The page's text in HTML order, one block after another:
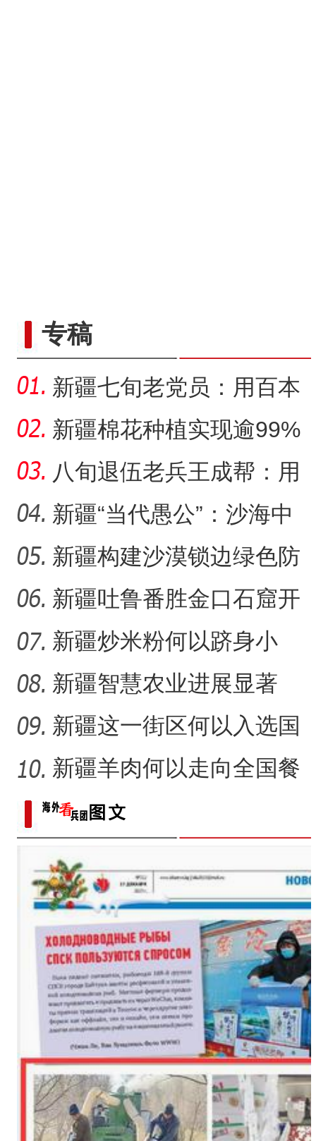
专稿
新疆七旬老党员：用百本
日记记录村子半个多世纪
变
新疆棉花种植实现逾99%
机械化播种
八旬退伍老兵王成帮：用
半生光阴为城市披绿装
新疆“当代愚公”：沙海中
41载“凿”34公里“绿色
新疆构建沙漠锁边绿色防
护带 从“锁边绿化”到“产
新疆吐鲁番胜金口石窟开
放有何特殊意义？
新疆炒米粉何以跻身小
吃“顶流”？
新疆智慧农业进展显著
新疆这一街区何以入选国
家级旅游休闲街区名单？
新疆羊肉何以走向全国餐
桌？